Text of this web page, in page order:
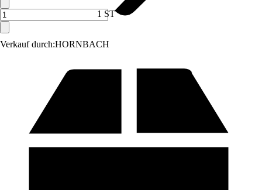
Verkauf durch:HORNBACH
1 ST